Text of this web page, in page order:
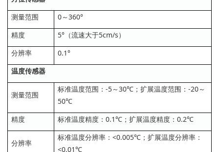
测量范围
0～360°
精度
5°（流速大于5cm/s）
分辨率
0.1°
温度传感器
测量范围
标准温度范围：-5～30℃；扩展温度范围：-20～
50℃
精度
标准温度精度：0.1℃；扩展温度精度：0.2℃
分辨率
标准温度分辨率：<0.005℃；扩展温度分辨率：
<0.01℃